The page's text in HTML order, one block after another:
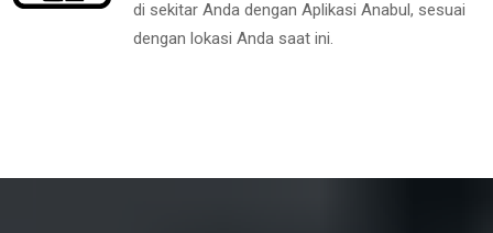
di sekitar Anda dengan Aplikasi Anabul, sesuai
dengan lokasi Anda saat ini.